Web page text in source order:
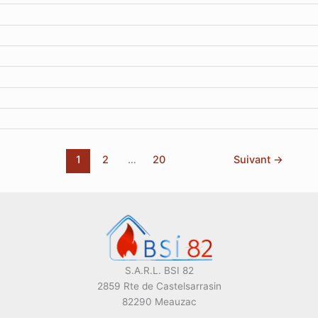
1 2 … 20 Suivant →
S.A.R.L. BSI 82
2859 Rte de Castelsarrasin
82290 Meauzac